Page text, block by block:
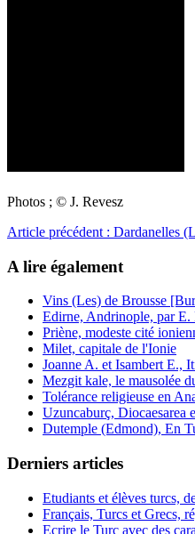
Photos ; © J. Revesz
Article précédent : Dardanelles
A lire également
Vins (Les) de Brousse
Edirne, Andrinople, par E.
Priène, modeste cité
Milet, capitale de l'Ionie
Joanne A. et Isambert E.,
Mezgit kale, le mausolée
Tolérance religieuse en
Uzuncaburç, Diocaesarea
Dutemple (Edmond), En
Derniers articles
Etudiants et élèves turcs,
Français, Turcs et Grecs,
Ecrire le Turc avec des